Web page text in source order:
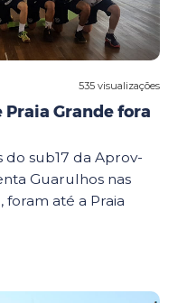
535 visualizações
Grande fora
do sub17 da Aprov-
Guarulhos nas
foram até a Praia